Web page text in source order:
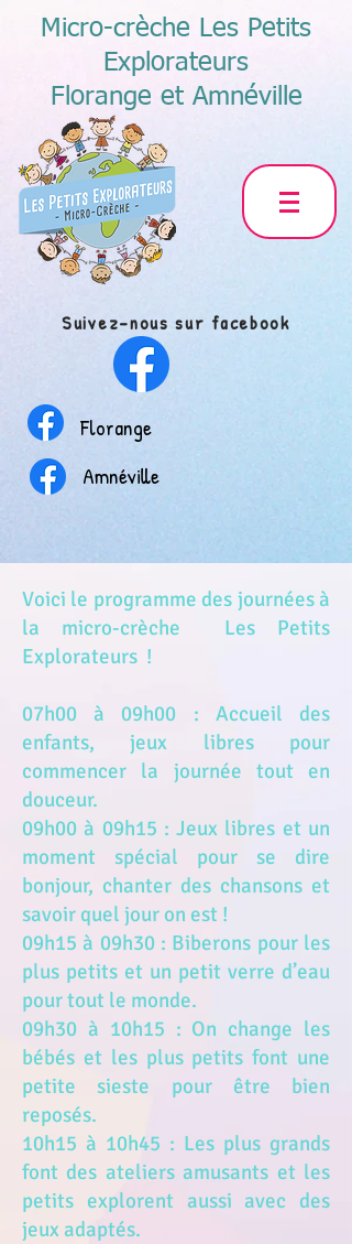
Micro-crèche Les Petits
Explorateurs
Florange et Amnéville
Suivez-nous sur facebook
Florange
Amnéville
Voici le programme des journées à
la micro-crèche Les Petits
Explorateurs !
07h00 à 09h00 : Accueil des
enfants, jeux libres pour
commencer la journée tout en
douceur.
09h00 à 09h15 : Jeux libres et un
moment spécial pour se dire
bonjour, chanter des chansons et
savoir quel jour on est !
09h15 à 09h30 : Biberons pour les
plus petits et un petit verre d’eau
pour tout le monde.
09h30 à 10h15 : On change les
bébés et les plus petits font une
petite sieste pour être bien
reposés.
10h15 à 10h45 : Les plus grands
font des ateliers amusants et les
petits explorent aussi avec des
jeux adaptés.